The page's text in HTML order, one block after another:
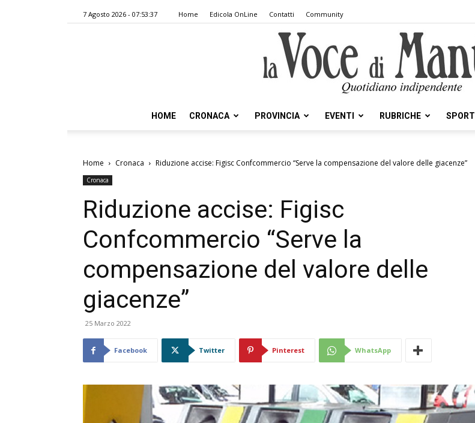
7 Agosto 2026 - 07:53:37 Home Edicola OnLine Contatti Community
HOME CRONACA PROVINCIA EVENTI RUBRICHE SPORT
Home Cronaca Riduzione accise: Figisc Confcommercio “Serve la compensazione del valore delle giacenze”
Cronaca
Riduzione accise: Figisc
Confcommercio “Serve la
compensazione del valore delle
giacenze”
25 Marzo 2022
Facebook Twitter Pinterest WhatsApp